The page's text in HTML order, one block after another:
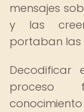
mensajes
y las
portaban las
proceso